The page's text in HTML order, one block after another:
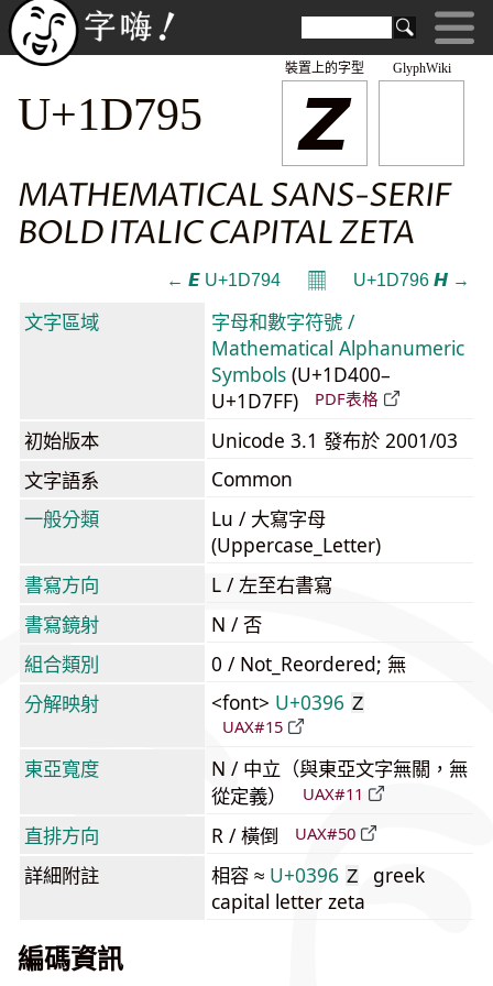
GlyphWiki
𝞕
裝置上的字型
U+1D795
MATHEMATICAL SANS-SERIF
BOLD ITALIC CAPITAL ZETA
← 𝞔 U+1D794 𝄜 U+1D796 𝞖 →
文字區域
字母和數字符號 /
Mathematical Alphanumeric
Symbols (U+1D400–
U+1D7FF)
PDF表格
初始版本
Unicode 3.1 發布於 2001/03
文字語系
Common
一般分類
Lu / 大寫字母
(Uppercase_Letter)
書寫方向
L / 左至右書寫
書寫鏡射
N / 否
組合類別
0 / Not_Reordered; 無
分解映射
<font> U+0396 Ζ
UAX#15
東亞寬度
N / 中立（與東亞文字無關，無
從定義）
UAX#11
直排方向 R / 橫倒 UAX#50
詳細附註 相容 ≈ U+0396 Ζ
greek
capital letter zeta
編碼資訊